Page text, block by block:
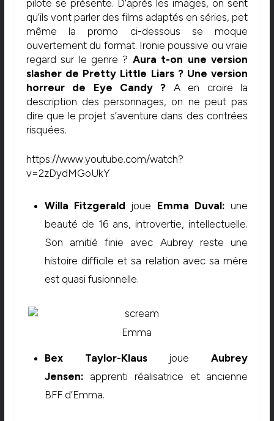
pilote se présente. D’après les images, on sent
qu’ils vont parler des films adaptés en séries, pet
même la promo ci-dessous se moque
ouvertement du format. Ironie poussive ou vraie
regard sur le genre ? Aura t-on une version
slasher de Pretty Little Liars ? Une version
horreur de Eye Candy ? A en croire la
description des personnages, on ne peut pas
dire que le projet s’aventure dans des contrées
risquées.
https://www.youtube.com/watch?
v=2zDydMGoUkY
Willa Fitzgerald joue Emma Duval: une
beauté de 16 ans, introvertie, intellectuelle.
Son amitié finie avec Aubrey reste une
histoire difficile et sa relation avec sa mère
est quasi fusionnelle.
Emma
Bex Taylor-KlausjoueAubrey
Jensen: apprenti réalisatrice et ancienne
BFF d’Emma.